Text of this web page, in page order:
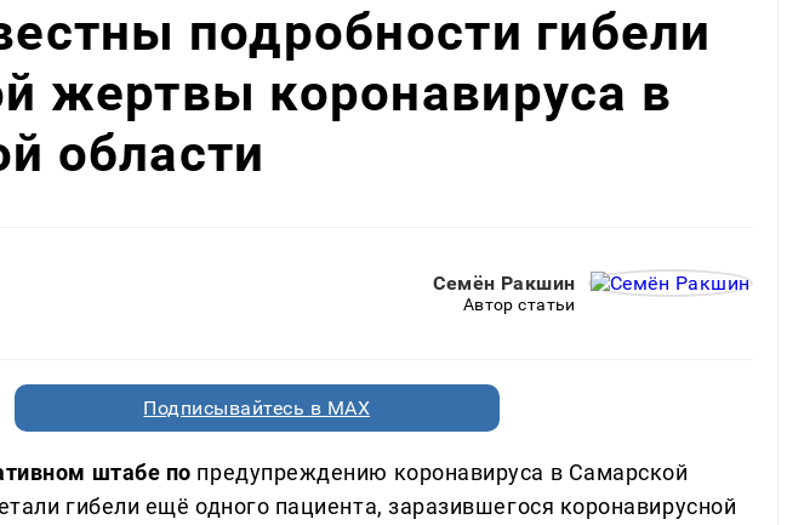
подробности гибели
жертвы коронавируса в
области
Семён Ракшин
Автор статьи
Подписывайтесь в MAX
штабе по предупреждению коронавируса в Самарской
гибели ещё одного пациента, заразившегося коронавирусной